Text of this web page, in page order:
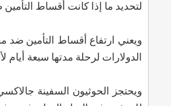
لتحديد ما إذا كانت أقساط
ويعني ارتفاع أقساط التأمين ضد
الدولارات لرحلة مدتها سبعة